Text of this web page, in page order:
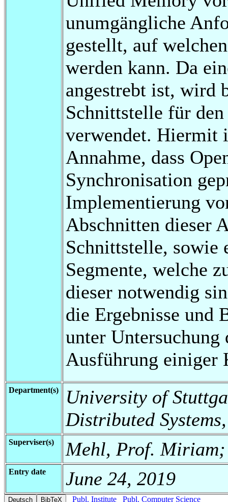
unumgängliche
gestellt, auf
werden kann. Da
angestrebt ist, wird
Schnittstelle für
verwendet. Hiermit
Annahme, dass
Synchronisation
Implementierung
Abschnitten dieser
Schnittstelle, sowie
Segmente, welche
dieser notwendig
die Ergebnisse und
unter Untersuchung
Ausführung einiger
Department(s)
University of
Distributed
Superviser(s) Mehl, Prof.
Entry date June 24, 2019
Publ. Institute Publ. Computer Science